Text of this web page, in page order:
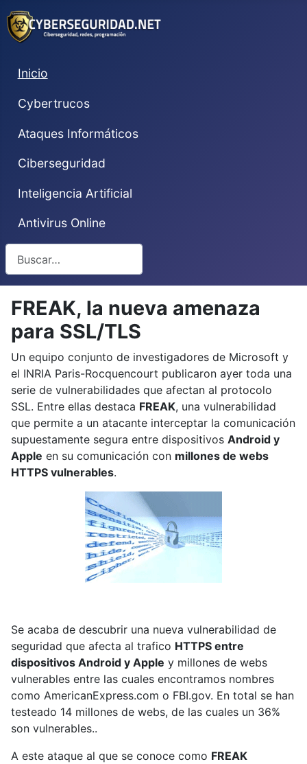
Inicio
Cybertrucos
Ataques Informáticos
Ciberseguridad
Inteligencia Artificial
Antivirus Online
FREAK, la nueva amenaza
para SSL/TLS
Un equipo conjunto de investigadores de Microsoft y
el INRIA Paris-Rocquencourt publicaron ayer toda una
serie de vulnerabilidades que afectan al protocolo
SSL. Entre ellas destaca FREAK, una vulnerabilidad
que permite a un atacante interceptar la comunicación
supuestamente segura entre dispositivos Android y
Apple en su comunicación con millones de webs
HTTPS vulnerables.
Se acaba de descubrir una nueva vulnerabilidad de
seguridad que afecta al trafico HTTPS entre
dispositivos Android y Apple y millones de webs
vulnerables entre las cuales encontramos nombres
como AmericanExpress.com o FBI.gov. En total se han
testeado 14 millones de webs, de las cuales un 36%
son vulnerables..
A este ataque al que se conoce como FREAK